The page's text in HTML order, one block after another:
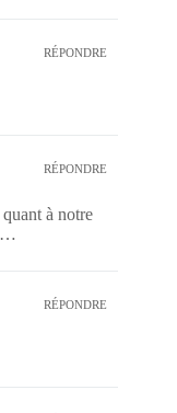
RÉPONDRE
RÉPONDRE
à notre
RÉPONDRE